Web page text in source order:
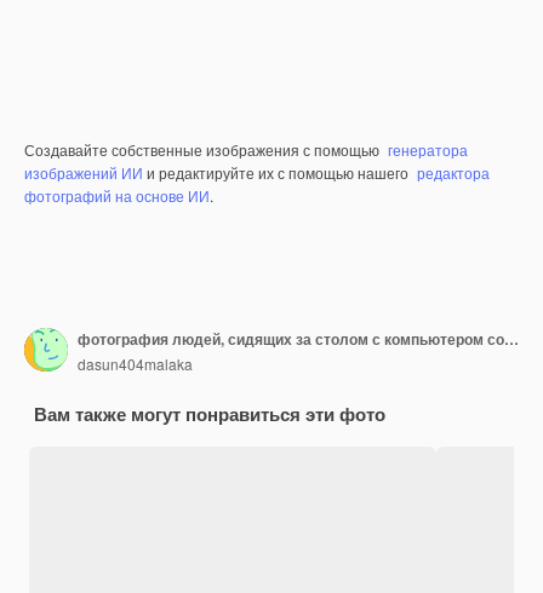
Создавайте собственные изображения с помощью генератора
изображений ИИ и редактируйте их с помощью нашего редактора
фотографий на основе ИИ.
фотография людей, сидящих за столом с компьютером со словом на нем
dasun404malaka
Вам также могут понравиться эти фото